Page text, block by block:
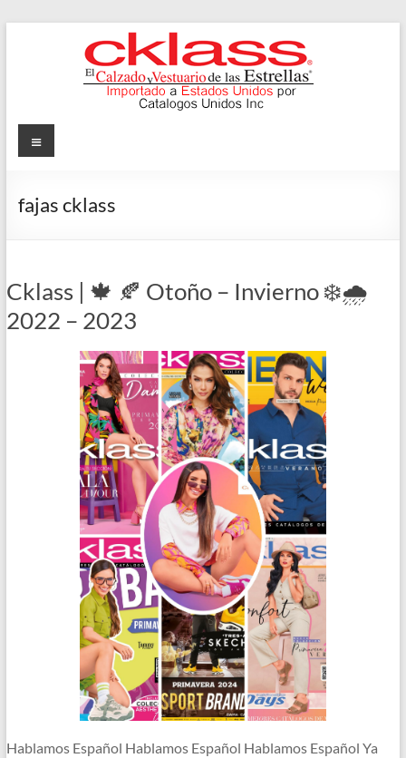
Cklass
y
Estrellas
Menu
fajas cklass
Cklass | 🍁 🍂 Otoño – Invierno ❄️🌧️
2022 – 2023
Hablamos Español Hablamos Español Hablamos Español Ya